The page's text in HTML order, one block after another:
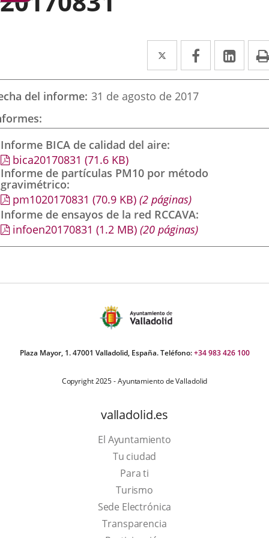
Twitter
Enlace
a
una
externa.
Facebook
Enlace
a
externa.
a
del informe 31 de agosto de 2017
Informe BICA de calidad del aire
bica20170831 (71.6 KB)
Informe de partículas PM10 por método
gravimétrico
pm1020170831 (70.9 KB) (2 páginas)
Informe de ensayos de la red RCCAVA
infoen20170831 (1.2 MB) (20 páginas)
Plaza Mayor, 1. 47001 Valladolid, España. Teléfono:+34 983 426 100
Copyright 2025 - Ayuntamiento de Valladolid
valladolid.es
El Ayuntamiento
Tu ciudad
Para ti
TurismoThis
link
will
Sede Electrónica
Transparencia